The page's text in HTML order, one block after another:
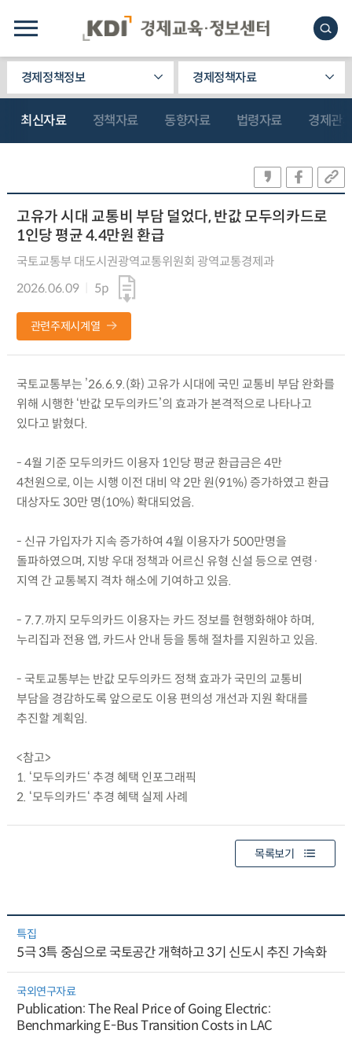
경제정책정보 경제정책자료
최신자료 정책자료 동향자료 법령자료 경제관
고유가 시대 교통비 부담 덜었다, 반값 모두의카드로
1인당 평균 4.4만원 환급
국토교통부 대도시권광역교통위원회 광역교통경제과
2026.06.09
5p
관련주제시계열
국토교통부는 ’26.6.9.(화) 고유가 시대에 국민 교통비 부담 완화를
위해 시행한 ‘반값 모두의카드’의 효과가 본격적으로 나타나고
있다고 밝혔다.
- 4월 기준 모두의카드 이용자 1인당 평균 환급금은 4만
4천원으로, 이는 시행 이전 대비 약 2만 원(91%) 증가하였고 환급
대상자도 30만 명(10%) 확대되었음.
- 신규 가입자가 지속 증가하여 4월 이용자가 500만명을
돌파하였으며, 지방 우대 정책과 어르신 유형 신설 등으로 연령·
지역 간 교통복지 격차 해소에 기여하고 있음.
- 7.7.까지 모두의카드 이용자는 카드 정보를 현행화해야 하며,
누리집과 전용 앱, 카드사 안내 등을 통해 절차를 지원하고 있음.
- 국토교통부는 반값 모두의카드 정책 효과가 국민의 교통비
부담을 경감하도록 앞으로도 이용 편의성 개선과 지원 확대를
추진할 계획임.
<참고>
1. ‘모두의카드‘ 추경 혜택 인포그래픽
2. ‘모두의카드‘ 추경 혜택 실제 사례
목록보기
특집
5극 3특 중심으로 국토공간 개혁하고 3기 신도시 추진 가속화
국외연구자료
Publication: The Real Price of Going Electric:
Benchmarking E-Bus Transition Costs in LAC